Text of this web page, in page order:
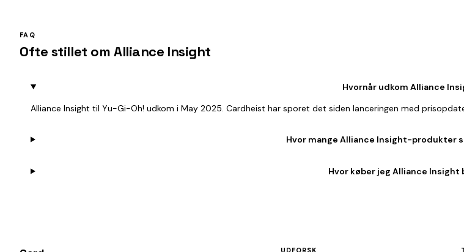
FAQ
Ofte stillet om Alliance Insight
Hvornår udkom Alliance
Alliance Insight til Yu-Gi-Oh! udkom i May 2025. Cardheist har sporet det siden lanceringen med
Hvor mange Alliance Insight-produkter
Hvor køber jeg Alliance Insight
UDFORSK